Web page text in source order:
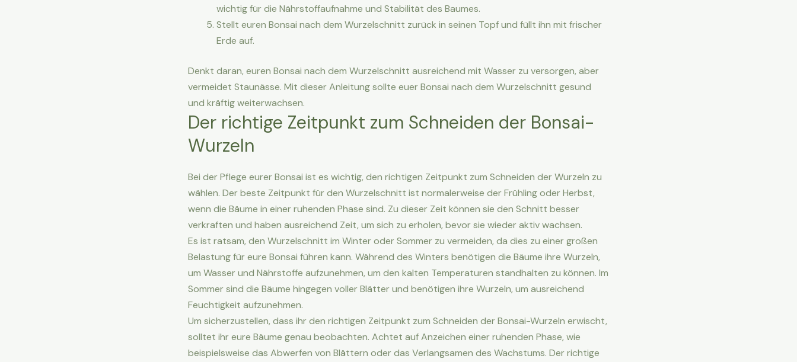
wichtig für die Nährstoffaufnahme und Stabilität des Baumes.
Stellt euren Bonsai nach dem Wurzelschnitt zurück in seinen Topf und füllt ihn mit frischer
Erde auf.
Denkt daran, euren Bonsai nach dem Wurzelschnitt ausreichend mit Wasser zu versorgen, aber
vermeidet Staunässe. Mit dieser Anleitung sollte euer Bonsai nach dem Wurzelschnitt gesund
und kräftig weiterwachsen.
Der richtige Zeitpunkt zum Schneiden der Bonsai-
Wurzeln
Bei der Pflege eurer Bonsai ist es wichtig, den richtigen Zeitpunkt zum Schneiden der Wurzeln zu
wählen. Der beste Zeitpunkt für den Wurzelschnitt ist normalerweise der Frühling oder Herbst,
wenn die Bäume in einer ruhenden Phase sind. Zu dieser Zeit können sie den Schnitt besser
verkraften und haben ausreichend Zeit, um sich zu erholen, bevor sie wieder aktiv wachsen.
Es ist ratsam, den Wurzelschnitt im Winter oder Sommer zu vermeiden, da dies zu einer großen
Belastung für eure Bonsai führen kann. Während des Winters benötigen die Bäume ihre Wurzeln,
um Wasser und Nährstoffe aufzunehmen, um den kalten Temperaturen standhalten zu können. Im
Sommer sind die Bäume hingegen voller Blätter und benötigen ihre Wurzeln, um ausreichend
Feuchtigkeit aufzunehmen.
Um sicherzustellen, dass ihr den richtigen Zeitpunkt zum Schneiden der Bonsai-Wurzeln erwischt,
solltet ihr eure Bäume genau beobachten. Achtet auf Anzeichen einer ruhenden Phase, wie
beispielsweise das Abwerfen von Blättern oder das Verlangsamen des Wachstums. Der richtige